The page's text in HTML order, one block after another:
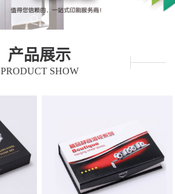
产品展示
PRODUCT SHOW